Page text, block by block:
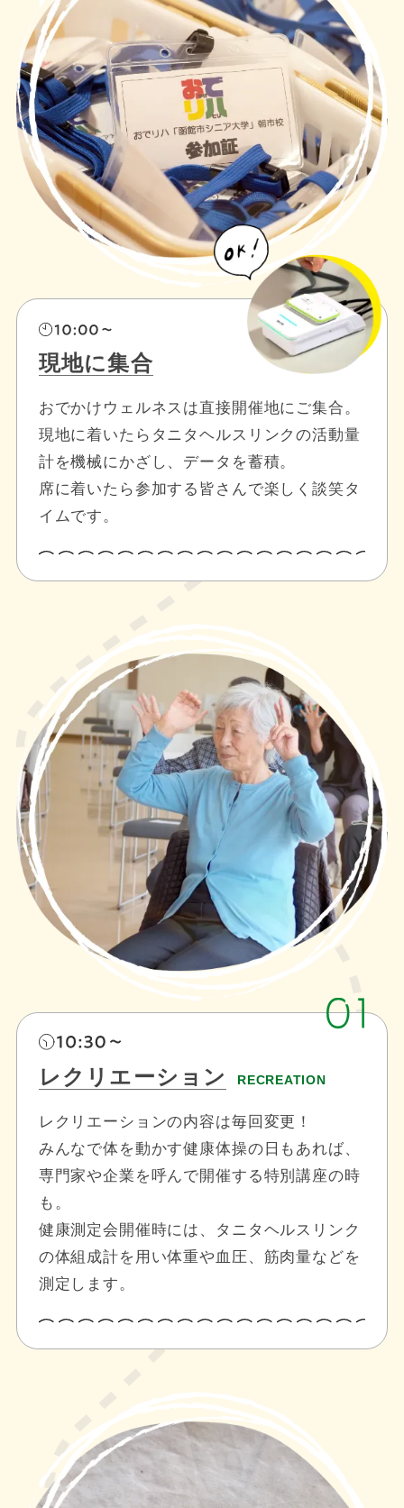
現地に集合
おでかけウェルネスは直接開催地にご集合。
現地に着いたらタニタヘルスリンクの活動量
計を機械にかざし、データを蓄積。
席に着いたら参加する皆さんで楽しく談笑タ
イムです。
レクリエーション RECREATION
レクリエーションの内容は毎回変更！
みんなで体を動かす健康体操の日もあれば、
専門家や企業を呼んで開催する特別講座の時
も。
健康測定会開催時には、タニタヘルスリンク
の体組成計を用い体重や血圧、筋肉量などを
測定します。